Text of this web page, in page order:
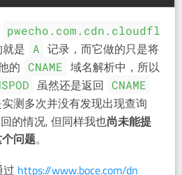
pwecho.com.cdn.cloudfl
是 A 记录，而它做的只是将
的 CNAME 域名解析中，所以
虽然还是返回 CNAME
测多次并没有发现出现查询
的情况, 但同样我也尚未能提
问题。
https://www.boce.com/dn